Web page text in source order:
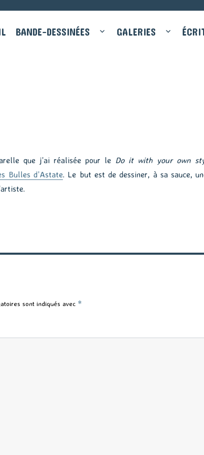
BANDE-DESSINÉES GALERIES
que j’ai réalisée pour le Do it with your own
Bulles d’Astate. Le but est de dessiner, à sa sauce,
sont indiqués avec *